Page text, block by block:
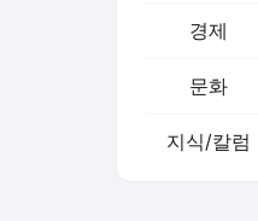
경제
문화
지식/칼럼